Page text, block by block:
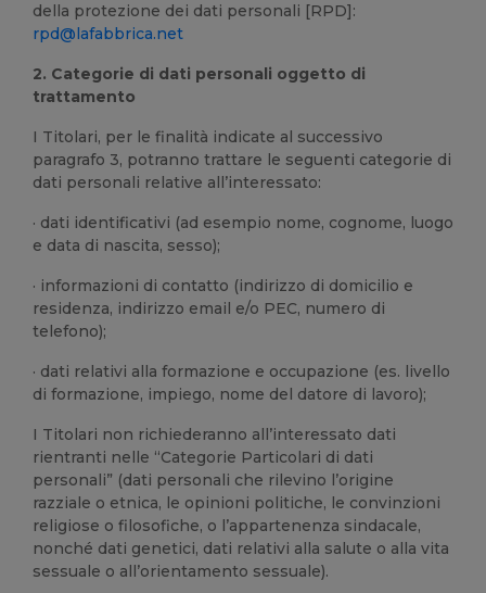
della protezione dei dati personali [RPD]:
rpd@lafabbrica.net
2. Categorie di dati personali oggetto di
trattamento
I Titolari, per le finalità indicate al successivo
paragrafo 3, potranno trattare le seguenti categorie di
dati personali relative all’interessato:
· dati identificativi (ad esempio nome, cognome, luogo
e data di nascita, sesso);
· informazioni di contatto (indirizzo di domicilio e
residenza, indirizzo email e/o PEC, numero di
telefono);
· dati relativi alla formazione e occupazione (es. livello
di formazione, impiego, nome del datore di lavoro);
I Titolari non richiederanno all’interessato dati
rientranti nelle “Categorie Particolari di dati
personali” (dati personali che rilevino l’origine
razziale o etnica, le opinioni politiche, le convinzioni
religiose o filosofiche, o l’appartenenza sindacale,
nonché dati genetici, dati relativi alla salute o alla vita
sessuale o all’orientamento sessuale).